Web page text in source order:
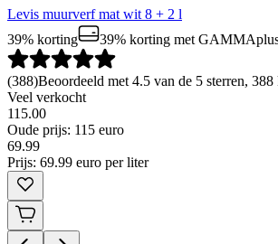
Levis muurverf mat wit 8 + 2 l
39% korting
39% korting met
(388)Beoordeeld met 4.5 van de 5 sterren,
Veel verkocht
115.00
Oude prijs: 115 euro
69.99
Prijs: 69.99 euro per liter